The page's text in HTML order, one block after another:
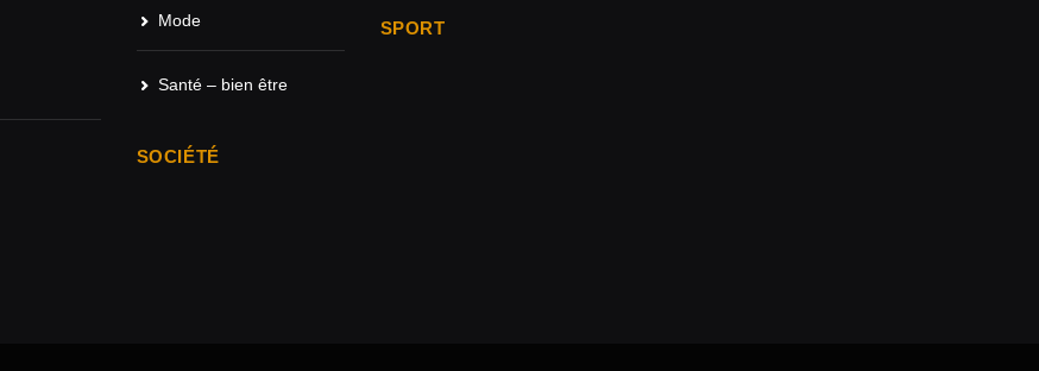
Mode
Santé – bien être
SOCIÉTÉ
SPORT